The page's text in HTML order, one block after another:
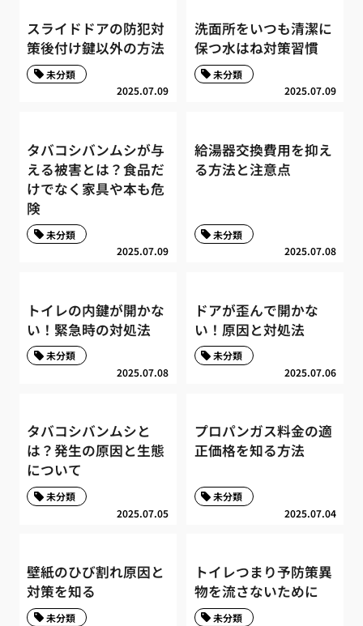
スライドドアの防犯対
策後付け鍵以外の方法
2025.07.09
未分類
洗面所をいつも清潔に
保つ水はね対策習慣
2025.07.09
未分類
タバコシバンムシが与
える被害とは？食品だ
けでなく家具や本も危
険
2025.07.09
未分類
給湯器交換費用を抑え
る方法と注意点
2025.07.08
未分類
トイレの内鍵が開かな
い！緊急時の対処法
2025.07.08
未分類
ドアが歪んで開かな
い！原因と対処法
2025.07.06
未分類
タバコシバンムシと
は？発生の原因と生態
について
2025.07.05
未分類
プロパンガス料金の適
正価格を知る方法
2025.07.04
未分類
壁紙のひび割れ原因と
対策を知る
未分類
トイレつまり予防策異
物を流さないために
未分類